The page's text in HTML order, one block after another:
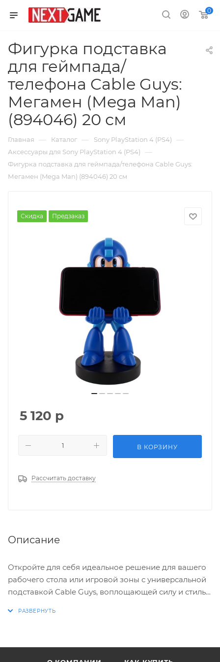
0
Фигурка подставка
для геймпада/
телефона Cable Guys:
Мегамен (Mega Man)
(894046) 20 см
Главная — Каталог — Sony PlayStation 4 (PS4) —
Аксессуары для Sony PlayStation 4 (PS4) —
Фигурка подставка для геймпада/телефона Cable Guys:
Мегамен (Mega Man) (894046) 20 см
Скидка Предзаказ
5 120 р
В КОРЗИНУ
Рассчитать доставку
Описание
Откройте для себя идеальное решение для вашего
рабочего стола или игровой зоны с универсальной
подставкой Cable Guys, воплощающей силу и стиль